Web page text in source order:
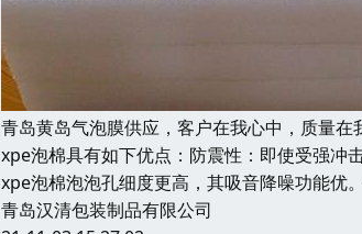
青岛黄岛气泡膜供应，客户在我心中，质量在
xpe泡棉具有如下优点：防震性：即使受强冲
xpe泡棉泡泡孔细度更高，其吸音降噪功能优
青岛汉清包装制品有限公司